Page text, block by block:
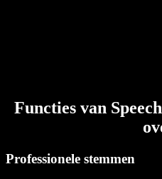
Functies van
Professionele stemmen